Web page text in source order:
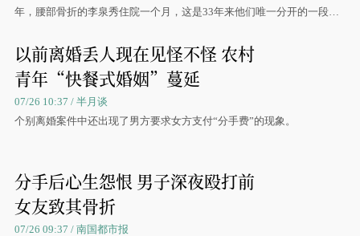
年，腰部骨折的李泉秀住院一个月，这是33年来他们唯一分开的一段时
以前离婚丢人现在见怪不怪 农村
青年“快餐式婚姻”蔓延
07/26 10:37 / 半月谈
个别离婚案件中还出现了男方要求女方支付“分手费”的现象。
分手后心生怨恨 男子深夜殴打前
女友致其骨折
07/26 09:37 / 南国都市报